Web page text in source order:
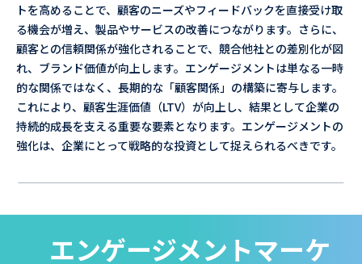
トを高めることで、顧客のニーズやフィードバックを直接受け取
る機会が増え、製品やサービスの改善につながります。さらに、
顧客との信頼関係が強化されることで、競合他社との差別化が図
れ、ブランド価値が向上します。エンゲージメントは単なる一時
的な関係ではなく、長期的な「顧客関係」の構築に寄与します。
これにより、顧客生涯価値（LTV）が向上し、結果として企業の
持続的成長を支える重要な要素となります。エンゲージメントの
強化は、企業にとって戦略的な投資として捉えられるべきです。
エンゲージメントマーケ